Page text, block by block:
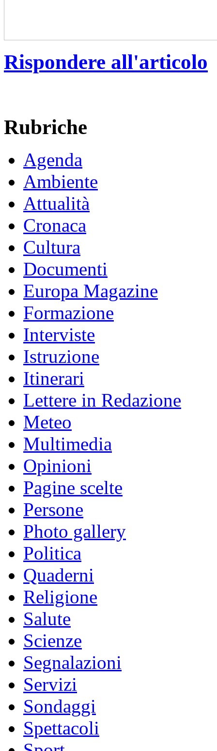
Rispondere all'articolo
Rubriche
Agenda
Ambiente
Attualità
Cronaca
Cultura
Documenti
Europa Magazine
Formazione
Interviste
Istruzione
Itinerari
Lettere in Redazione
Meteo
Multimedia
Opinioni
Pagine scelte
Persone
Photo gallery
Politica
Quaderni
Religione
Salute
Scienze
Segnalazioni
Servizi
Sondaggi
Spettacoli